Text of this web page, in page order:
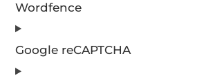
Wordfence
Google reCAPTCHA